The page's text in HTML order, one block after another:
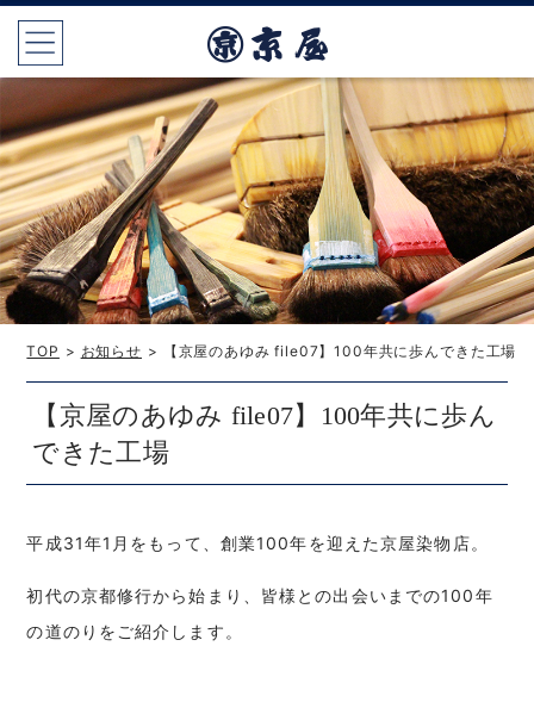
TOP > お知らせ > 【京屋のあゆみ file07】100年共に歩んできた工場
【京屋のあゆみ file07】100年共に歩ん
できた工場
平成31年1月をもって、創業100年を迎えた京屋染物店。
初代の京都修行から始まり、皆様との出会いまでの100年
の道のりをご紹介します。